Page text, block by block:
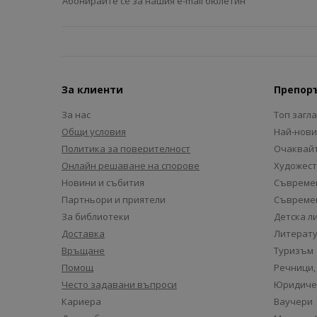
За клиенти
За нас
Общи условия
Политика за поверителност
Онлайн решаване на спорове
Новини и събития
Партньори и приятели
За библиотеки
Доставка
Връщане
Помощ
Често задавани въпроси
Кариера
Топ
Най-
Детска
Туризъм
Ваучери